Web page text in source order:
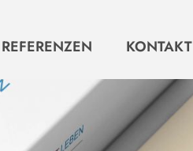
REFERENZEN KONTAKT